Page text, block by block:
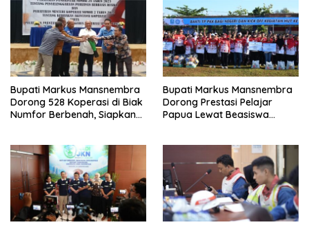
Bupati Markus Mansnembra
Dorong 528 Koperasi di Biak
Numfor Berbenah, Siapkan
Bupati Markus Mansnembra
Dorong Prestasi Pelajar
Papua Lewat Beasiswa